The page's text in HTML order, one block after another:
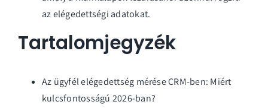
az elégedettségi adatokat.
Tartalomjegyzék
Az ügyfél elégedettség mérése CRM-ben: Miért
kulcsfontosságú 2026-ban?